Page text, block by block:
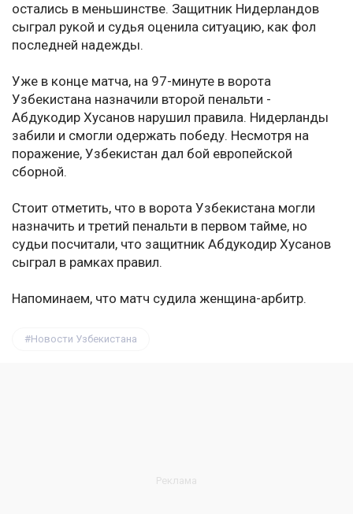
остались в меньшинстве. Защитник Нидерландов
сыграл рукой и судья оценила ситуацию, как фол
последней надежды.
Уже в конце матча, на 97-минуте в ворота
Узбекистана назначили второй пенальти -
Абдукодир Хусанов нарушил правила. Нидерланды
забили и смогли одержать победу. Несмотря на
поражение, Узбекистан дал бой европейской
сборной.
Стоит отметить, что в ворота Узбекистана могли
назначить и третий пенальти в первом тайме, но
судьи посчитали, что защитник Абдукодир Хусанов
сыграл в рамках правил.
Напоминаем, что матч судила женщина-арбитр.
Новости Узбекистана